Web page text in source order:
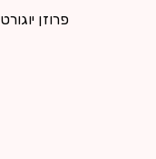
פרוזן יוגורט